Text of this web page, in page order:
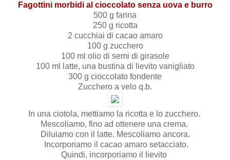
Fagottini morbidi al cioccolato senza uova e burro
500 g farina
250 g ricotta
2 cucchiai di cacao amaro
100 g zucchero
100 ml olio di semi di girasole
100 ml latte, una bustina di lievito vanigliato
300 g cioccolato fondente
Zucchero a velo q.b.
In una ciotola, mettiamo la ricotta e lo zucchero.
Mescoliamo, fino ad ottenere una crema.
Diluiamo con il latte. Mescoliamo ancora.
Incorporiamo il cacao amaro setacciato.
Quindi, incorporiamo il lievito